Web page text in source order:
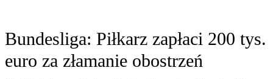
Bundesliga: Piłkarz zapłaci 200 tys.
euro za złamanie obostrzeń